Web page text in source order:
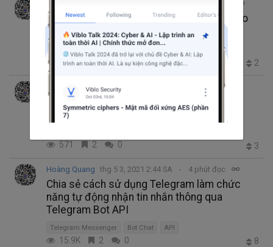
Đầu năm Nhâm Dần - Code chuẩn PHP cho
anh em developer
460 0 0 2
Hoàng Quang thg 5 5, 2021 2:22 SA 3 phút đọc
Chia sẻ một trang website thú vị về danh
ngôn cuộc sống bằng tiếng Anh
571 2 0 3
Hoàng Quang thg 5 3, 2021 2:44 SA 4 phút đọc
Chia sẻ cách sử dụng Telegram làm chức
năng tự động nhận tin nhắn thông qua
Telegram Bot API
Telegram Messenger Bot Chat API
15.9K 2 0 8